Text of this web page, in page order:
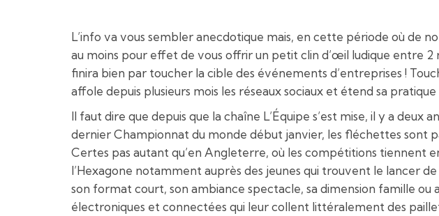
L’info va vous sembler anecdotique mais, en cette période où de
au moins pour effet de vous offrir un petit clin d’œil ludique entre
finira bien par toucher la cible des événements d’entreprises !
affole depuis plusieurs mois les réseaux sociaux et étend sa
Il faut dire que depuis que la chaîne L’Équipe s’est mise, il y a
dernier Championnat du monde début janvier, les fléchettes sont
Certes pas autant qu’en Angleterre, où les compétitions tiennent
l’Hexagone notamment auprès des jeunes qui trouvent le lancer
son format court, son ambiance spectacle, sa dimension famille
électroniques et connectées qui leur collent littéralement des